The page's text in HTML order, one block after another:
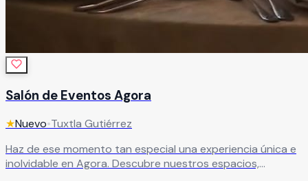
Salón de Eventos Agora
★Nuevo•Tuxtla Gutiérrez
Haz de ese momento tan especial una experiencia única e
inolvidable en Agora. Descubre nuestros espacios,